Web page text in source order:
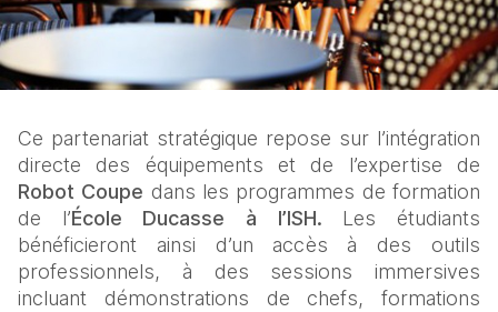
Ce partenariat stratégique repose sur l’intégration
Robot Coupe dans les programmes de formation
de l’École Ducasse à l’ISH. Les étudiants
bénéficieront ainsi d’un accès à des outils
professionnels, à des sessions immersives
incluant démonstrations de chefs, formations